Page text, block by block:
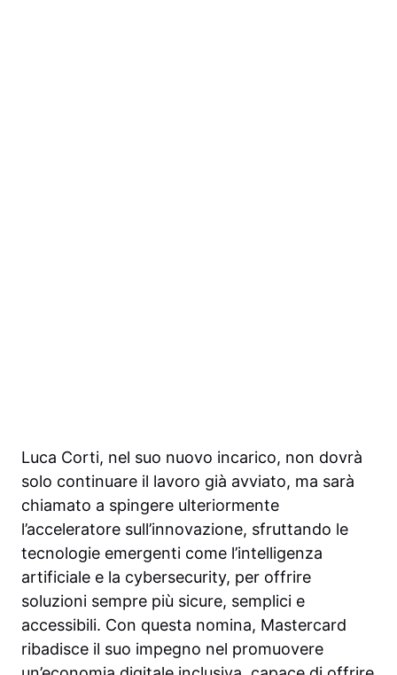
Luca Corti, nel suo nuovo incarico, non dovrà
solo continuare il lavoro già avviato, ma sarà
chiamato a spingere ulteriormente
l’acceleratore sull’innovazione, sfruttando le
tecnologie emergenti come l’intelligenza
artificiale e la cybersecurity, per offrire
soluzioni sempre più sicure, semplici e
accessibili. Con questa nomina, Mastercard
ribadisce il suo impegno nel promuovere